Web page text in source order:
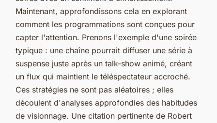
Maintenant, approfondissons cela en explorant
comment les programmations sont conçues pour
capter l'attention. Prenons l'exemple d'une soirée
typique : une chaîne pourrait diffuser une série à
suspense juste après un talk-show animé, créant
un flux qui maintient le téléspectateur accroché.
Ces stratégies ne sont pas aléatoires ; elles
découlent d'analyses approfondies des habitudes
de visionnage. Une citation pertinente de Robert